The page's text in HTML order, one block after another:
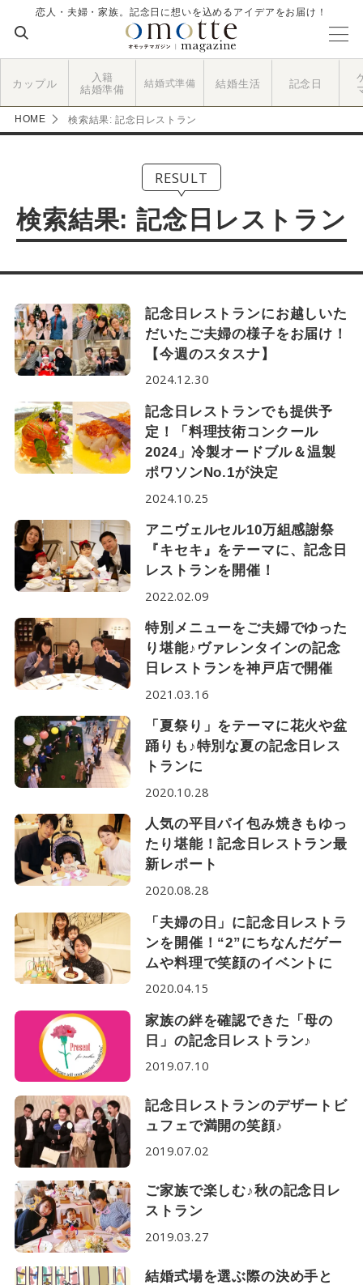
恋人・夫婦・家族。記念日に想いを込めるアイデアをお届け！
カップル
入籍
結婚準備
結婚式準備 結婚生活 記念日
HOME 検索結果: 記念日レストラン
RESULT
検索結果: 記念日レストラン
記念日レストランにお越しいた
だいたご夫婦の様子をお届け！
【今週のスタスナ】
2024.12.30
記念日レストランでも提供予
定！「料理技術コンクール
2024」冷製オードブル＆温製
ポワソンNo.1が決定
2024.10.25
アニヴェルセル10万組感謝祭
『キセキ』をテーマに、記念日
レストランを開催！
2022.02.09
特別メニューをご夫婦でゆった
り堪能♪ヴァレンタインの記念
日レストランを神戸店で開催
2021.03.16
「夏祭り」をテーマに花火や盆
踊りも♪特別な夏の記念日レス
トランに
2020.10.28
人気の平目パイ包み焼きもゆっ
たり堪能！記念日レストラン最
新レポート
2020.08.28
「夫婦の日」に記念日レストラ
ンを開催！“2”にちなんだゲー
ムや料理で笑顔のイベントに
2020.04.15
家族の絆を確認できた「母の
日」の記念日レストラン♪
2019.07.10
記念日レストランのデザートビ
ュフェで満開の笑顔♪
2019.07.02
ご家族で楽しむ♪秋の記念日レ
ストラン
2019.03.27
結婚式場を選ぶ際の決め手と